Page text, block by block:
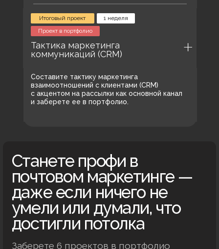
Тактика маркетинга
коммуникаций (CRM)
Проект в портфолио
Итоговый проект 1 неделя
Составите тактику маркетинга
взаимоотношений с клиентами (CRM)
с акцентом на рассылки как основной канал
и заберете ее в портфолио.
Составили программу, записали уроки, разобрали
Отвечают на вопросы, проверяют домашки
Преподаватели
Майя Шахназарова
Руководитель группы
Алевтина
Руководитель